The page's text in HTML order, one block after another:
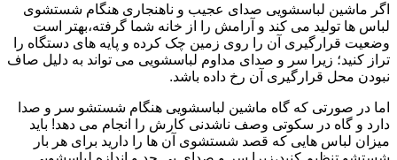
اگر ماشین لباسشویی صدای عجیب و ناهنجاری هنگام شستشوی
لباس ها تولید می کند و آرامش را از خانه شما گرفته،بهتر است
وضعیت قرارگیری آن را روی زمین چک کرده و پایه های دستگاه را
تراز کنید؛ زیرا سر و صدای مداوم لباسشویی می تواند به دلیل صاف
نبودن محل قرارگیری آن رخ داده باشد.
اما در صورتی که گاه ماشین لباسشویی هنگام شستشو سر و صدا
دارد و گاه در سکوتی وصف ناشدنی کارش را انجام می دهد! باید
میزان لباس هایی که قصد شستشوی آن ها را دارید برای هر بار